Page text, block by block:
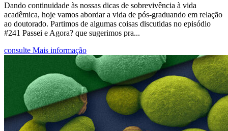
Dando continuidade às nossas dicas de sobrevivência à vida
acadêmica, hoje vamos abordar a vida de pós-graduando em relação
ao doutorado. Partimos de algumas coisas discutidas no episódio
#241 Passei e Agora? que sugerimos pra...
consulte Mais informação